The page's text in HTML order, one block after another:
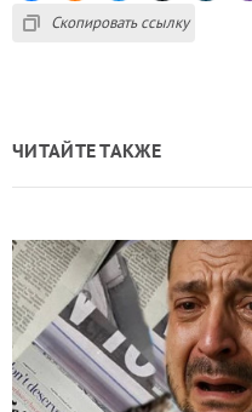
Скопировать ссылку
ЧИТАЙТЕ ТАКЖЕ